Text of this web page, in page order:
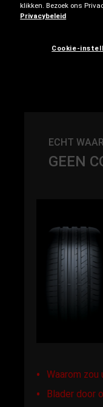
ECHT
GEEN
Waarom zou
Blader door
klikken. Bezoek ons
Privacybeleid
Cookie-